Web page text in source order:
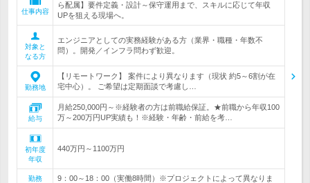
仕事内容
ら配属】要件定義・設計～保守運用まで、スキルに応じて年収
UPを狙える現場へ。
対象と
なる方
エンジニアとしての実務経験がある方（業界・職種・年数不
問）。開発／インフラ問わず歓迎。
勤務地
【リモートワーク】 案件により異なります（現状 約5～6割が在
宅中心）。 ご希望は定期面談で考慮し…
給与
月給250,000円～※経験者の方は前職給保証。★前職から年収100
万～200万円UP実績も！※経験・年齢・前給を考…
初年度
年収
440万円～1100万円
勤務
9：00～18：00（実働8時間）※プロジェクトによって異なりま